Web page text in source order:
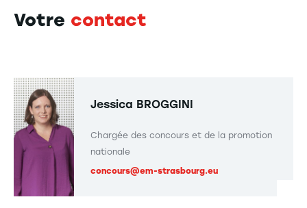
Votre contact
Jessica BROGGINI
Chargée des concours et de la promotion
nationale
concours@em-strasbourg.eu